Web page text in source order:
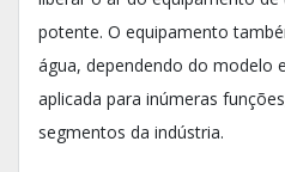
potente. O equipamento
água, dependendo do modelo
aplicada para inúmeras
segmentos da indústria.